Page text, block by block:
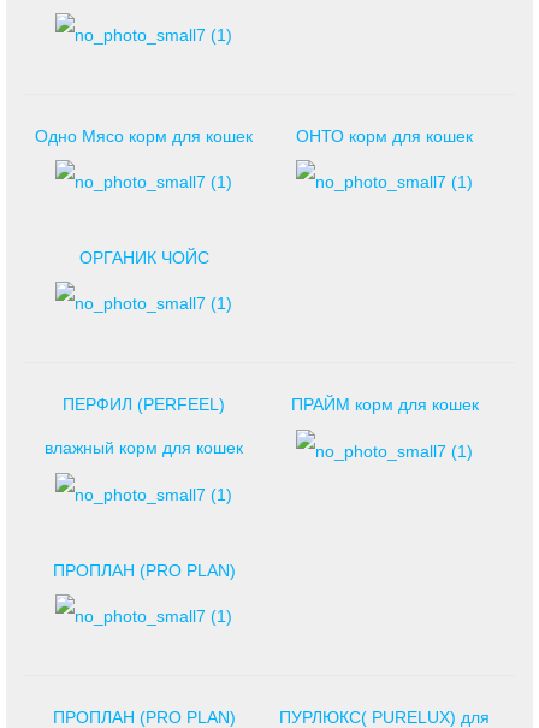
Одно Мясо корм для кошек ОНТО корм для кошек
ОРГАНИК ЧОЙС
ПЕРФИЛ (PERFEEL)
влажный корм для кошек
ПРАЙМ корм для кошек
ПРОПЛАН (PRO PLAN)
ПРОПЛАН (PRO PLAN) ПУРЛЮКС( PURELUX) для